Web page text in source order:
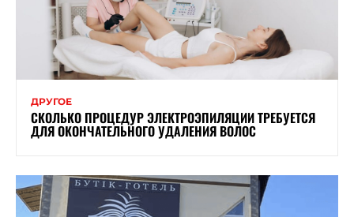
ДРУГОЕ
СКОЛЬКО ПРОЦЕДУР ЭЛЕКТРОЭПИЛЯЦИИ ТРЕБУЕТСЯ
ДЛЯ ОКОНЧАТЕЛЬНОГО УДАЛЕНИЯ ВОЛОС